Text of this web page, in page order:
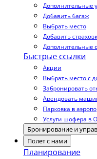
Дополнительные
Добавить багаж
Выбрать место
Добавить
Дополнительные
Быстрые ссылки
Акции
Выбрать место с
Забронировать
Арендовать
Парковка в
Услуги шофера в
Бронирование и
Полет с нами
Планирование